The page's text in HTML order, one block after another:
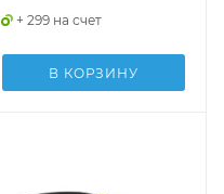
+ 299 на счет
В КОРЗИНУ